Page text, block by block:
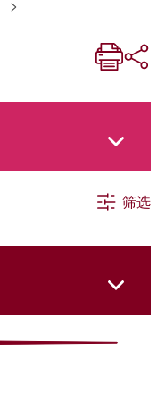
>
筛选